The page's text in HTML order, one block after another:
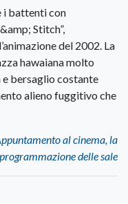
i battenti con
Stitch”,
del 2002. La
hawaiana molto
e bersaglio costante
alieno fuggitivo che
al cinema, la
programmazione delle sale